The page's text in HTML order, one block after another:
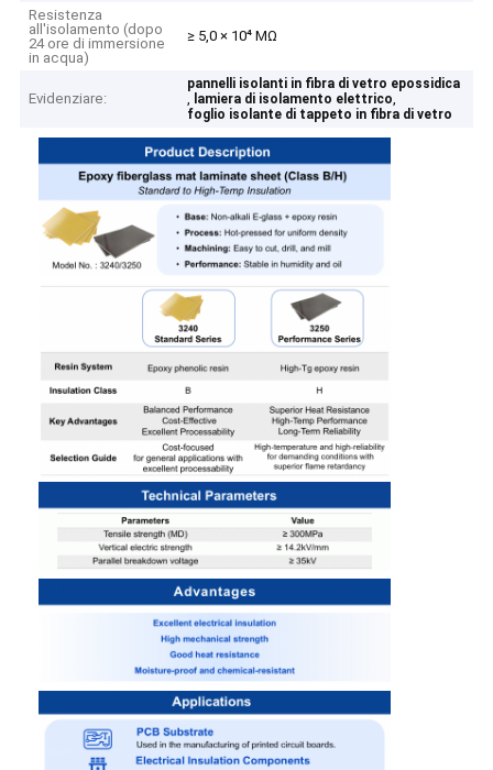
Resistenza
all'isolamento (dopo
24 ore di immersione
in acqua)
≥ 5,0 × 10⁴ MΩ
Evidenziare:
pannelli isolanti in fibra di vetro epossidica
, lamiera di isolamento elettrico,
foglio isolante di tappeto in fibra di vetro